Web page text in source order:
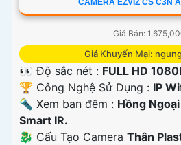
CAMERA EZVIZ CS C3N
Giá Bán:
Giá Khuyến Mại:
👀 Độ sắc nét : FULL HD
🏆 Công Nghệ Sử Dụng : IP
🔦 Xem ban đêm : Hồng
Smart IR.
🐉️ Cấu Tạo Camera Thân